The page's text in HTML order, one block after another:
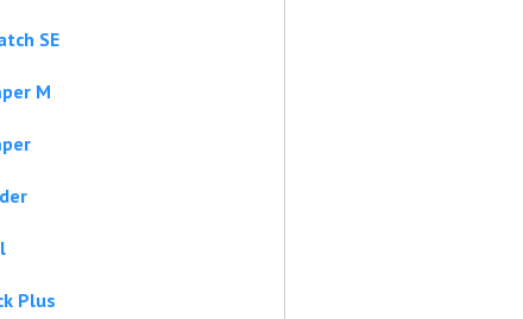
SE
M
Plus